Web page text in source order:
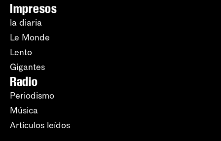
Impresos
la diaria
Le Monde
Lento
Gigantes
Radio
Periodismo
Música
Artículos leídos